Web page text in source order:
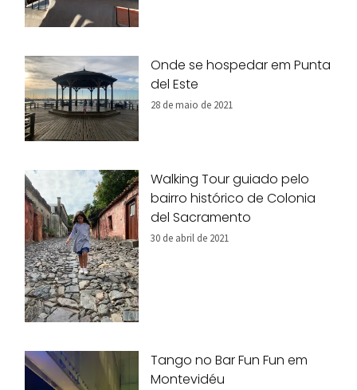
Onde se hospedar em Punta
del Este
28 de maio de 2021
Walking Tour guiado pelo
bairro histórico de Colonia
del Sacramento
30 de abril de 2021
Tango no Bar Fun Fun em
Montevidéu